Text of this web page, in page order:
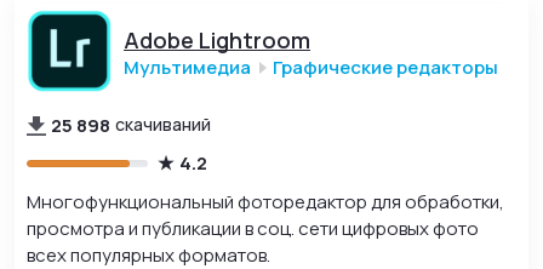
Adobe Lightroom
Мультимедиа Графические редакторы
25 898 скачиваний
4.2
Многофункциональный фоторедактор для обработки,
просмотра и публикации в соц. сети цифровых фото
всех популярных форматов.